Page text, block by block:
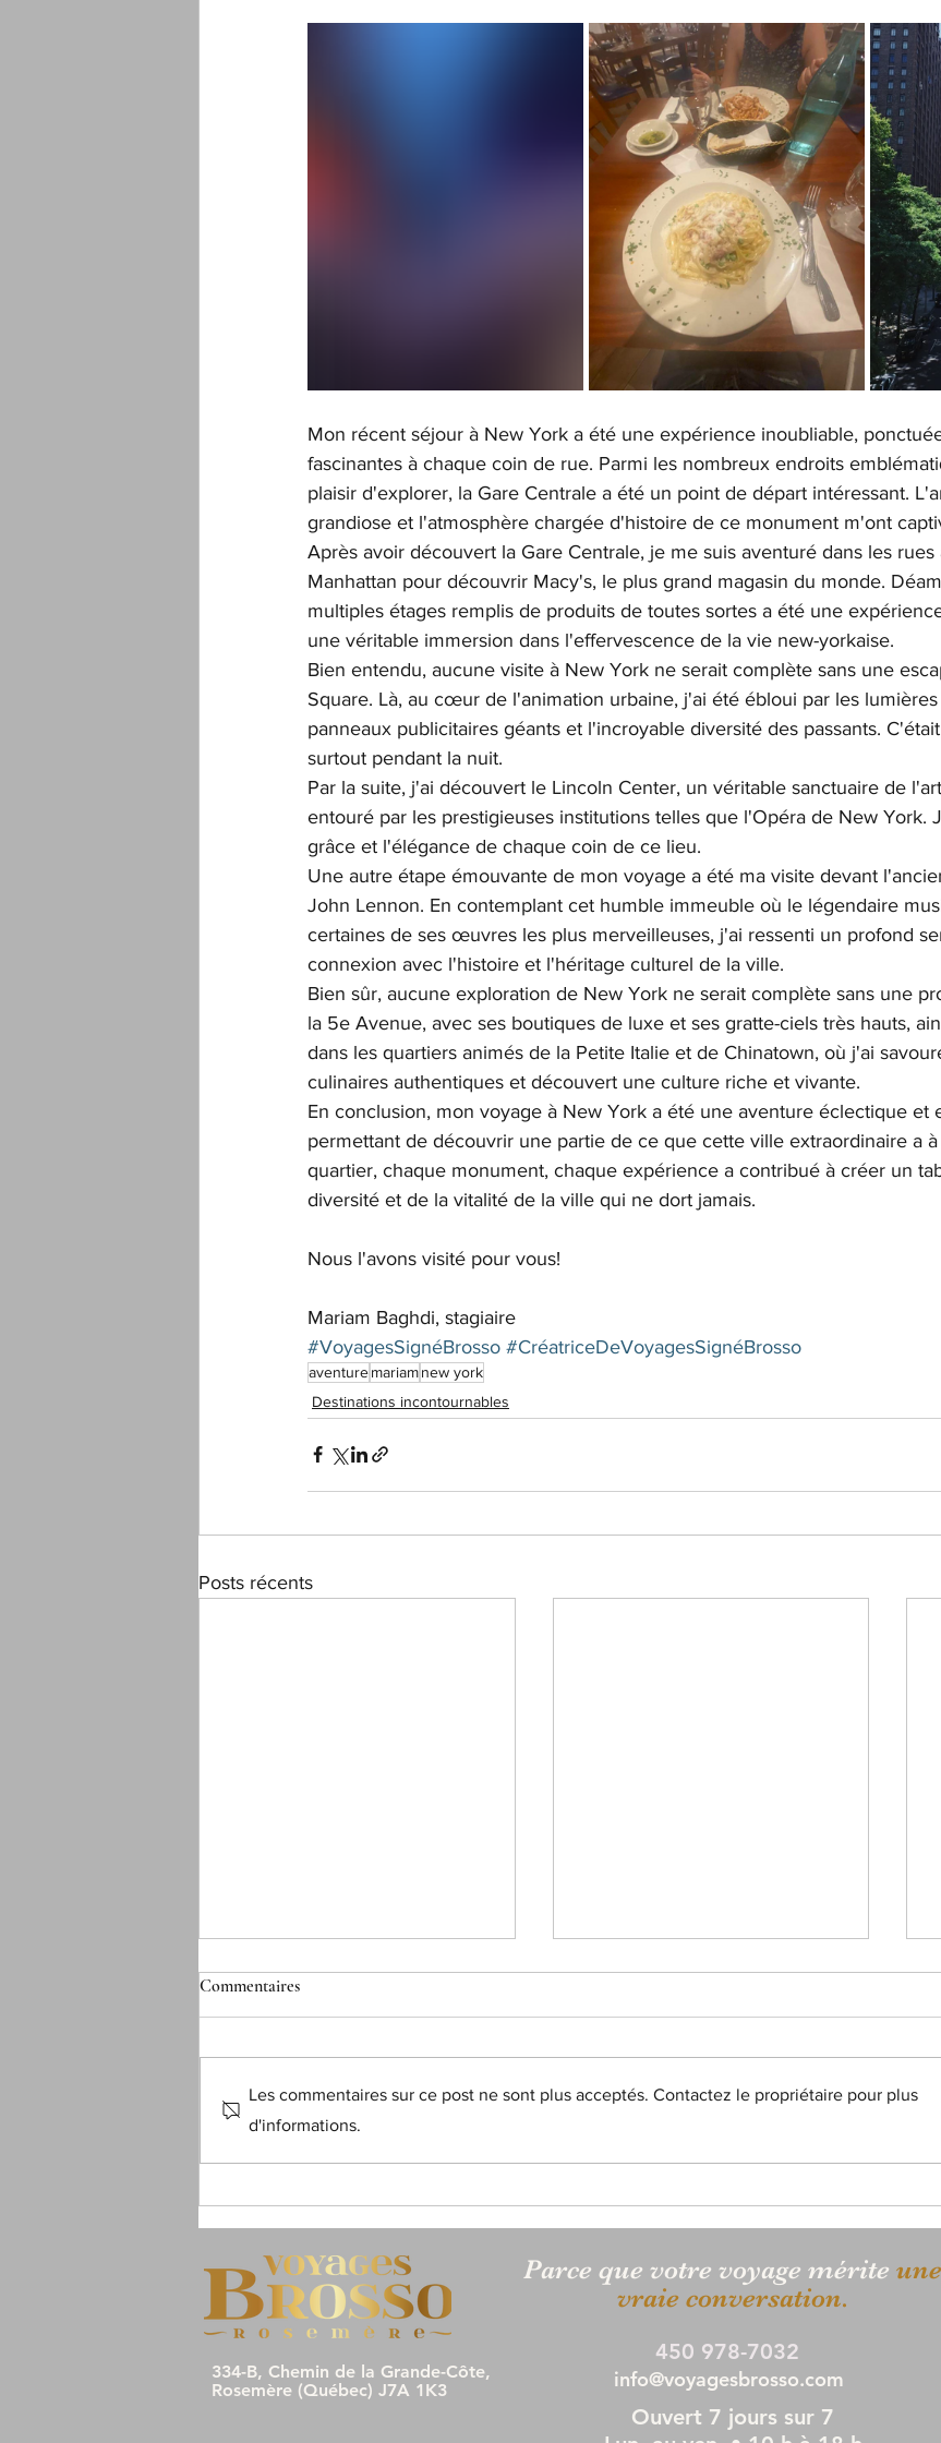
Mon récent séjour à New York a été une expérience inoubliable,
fascinantes à chaque coin de rue. Parmi les nombreux endroits
plaisir d'explorer, la Gare Centrale a été un point de départ intéressant.
grandiose et l'atmosphère chargée d'histoire de ce monument m'ont
Après avoir découvert la Gare Centrale, je me suis aventuré dans les rues
Manhattan pour découvrir Macy's, le plus grand magasin du monde.
multiples étages remplis de produits de toutes sortes a été une
une véritable immersion dans l'effervescence de la vie new-yorkaise.
Bien entendu, aucune visite à New York ne serait complète sans une
Square. Là, au cœur de l'animation urbaine, j'ai été ébloui par les
panneaux publicitaires géants et l'incroyable diversité des passants.
surtout pendant la nuit.
Par la suite, j'ai découvert le Lincoln Center, un véritable sanctuaire de
entouré par les prestigieuses institutions telles que l'Opéra de New York.
grâce et l'élégance de chaque coin de ce lieu.
Une autre étape émouvante de mon voyage a été ma visite devant
John Lennon. En contemplant cet humble immeuble où le légendaire
certaines de ses œuvres les plus merveilleuses, j'ai ressenti un profond
connexion avec l'histoire et l'héritage culturel de la ville.
Bien sûr, aucune exploration de New York ne serait complète sans une
la 5e Avenue, avec ses boutiques de luxe et ses gratte-ciels très hauts,
dans les quartiers animés de la Petite Italie et de Chinatown, où j'ai
culinaires authentiques et découvert une culture riche et vivante.
En conclusion, mon voyage à New York a été une aventure éclectique et
permettant de découvrir une partie de ce que cette ville extraordinaire a
quartier, chaque monument, chaque expérience a contribué à créer un
diversité et de la vitalité de la ville qui ne dort jamais.
Nous l'avons visité pour vous!
Mariam Baghdi, stagiaire
#VoyagesSignéBrosso #CréatriceDeVoyagesSignéBrosso
aventuremariamnew york
Destinations incontournables
Posts récents
pas à faire au Pérou.
terrain
Commentaires
Les commentaires sur ce post ne sont plus acceptés. Contactez le propriétaire pour plus
d'informations.
334-B, Chemin de la Grande-Côte,
Rosemère (Québec) J7A 1K3
Parce que votre voyage mérite une
vraie conversation.
450 978-7032
info@voyagesbrosso.com
Ouvert 7 jours sur 7